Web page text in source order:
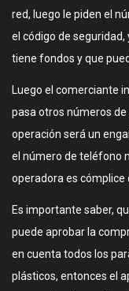
red, luego le piden el
el código de
tiene fondos y que
Luego el comerciante
pasa otros números
operación será un
el número de teléfono
operadora es cómplice
Es importante saber,
puede aprobar la
en cuenta todos los
plásticos, entonces el